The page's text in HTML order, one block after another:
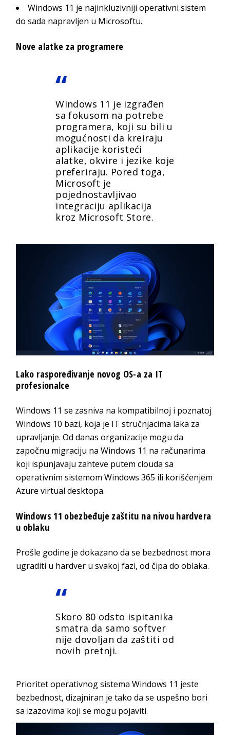
Windows 11 je najinkluzivniji operativni sistem
do sada napravljen u Microsoftu.
Nove alatke za programere
Windows 11 je izgrađen
sa fokusom na potrebe
programera, koji su bili u
mogućnosti da kreiraju
aplikacije koristeći
alatke, okvire i jezike koje
preferiraju. Pored toga,
Microsoft je
pojednostavljivao
integraciju aplikacija
kroz Microsoft Store.
Lako raspoređivanje novog OS-a za IT
profesionalce
Windows 11 se zasniva na kompatibilnoj i poznatoj
Windows 10 bazi, koja je IT stručnjacima laka za
upravljanje. Od danas organizacije mogu da
započnu migraciju na Windows 11 na računarima
koji ispunjavaju zahteve putem clouda sa
operativnim sistemom Windows 365 ili korišćenjem
Azure virtual desktopa.
Windows 11 obezbeđuje zaštitu na nivou hardvera
u oblaku
Prošle godine je dokazano da se bezbednost mora
ugraditi u hardver u svakoj fazi, od čipa do oblaka.
Skoro 80 odsto ispitanika
smatra da samo softver
nije dovoljan da zaštiti od
novih pretnji.
Prioritet operativnog sistema Windows 11 jeste
bezbednost, dizajniran je tako da se uspešno bori
sa izazovima koji se mogu pojaviti.